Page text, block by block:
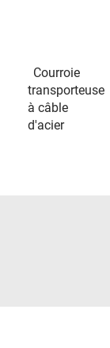
Courroie
transporteuse
à câble
d'acier